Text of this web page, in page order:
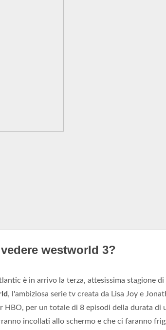
westworld 3?
è in arrivo la terza, attesissima stagione di
, l'ambiziosa serie tv creata da Lisa Joy e
HBO, per un totale di 8 episodi della durata di
incollati allo schermo e che ci faranno